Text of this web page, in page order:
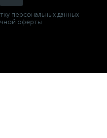
персональных данных
оферты